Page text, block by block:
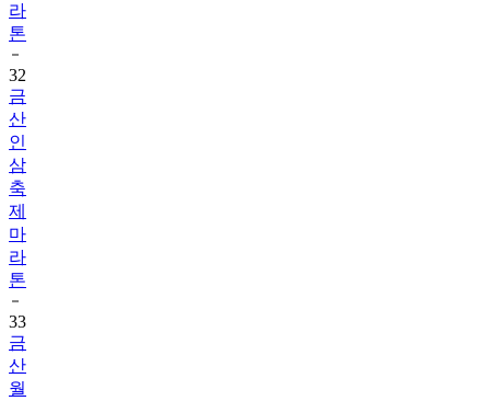
라
톤
32
금
산
인
삼
축
제
마
라
톤
33
금
산
월